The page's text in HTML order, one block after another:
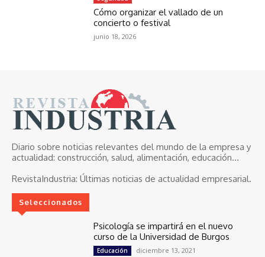
Cómo organizar el vallado de un
concierto o festival
junio 18, 2026
Diario sobre noticias relevantes del mundo de la empresa y
actualidad: construcción, salud, alimentación, educación...
RevistaIndustria: Últimas noticias de actualidad empresarial.
Seleccionados
Psicología se impartirá en el nuevo
curso de la Universidad de Burgos
Educación diciembre 13, 2021